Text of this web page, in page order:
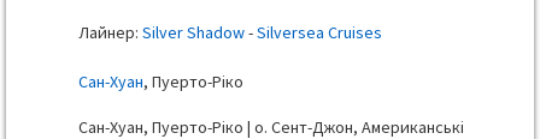
Лайнер: Silver Shadow-Silversea Cruises
Сан-Хуан, Пуерто-Ріко
Сан-Хуан, Пуерто-Ріко | о. Сент-Джон, Американські